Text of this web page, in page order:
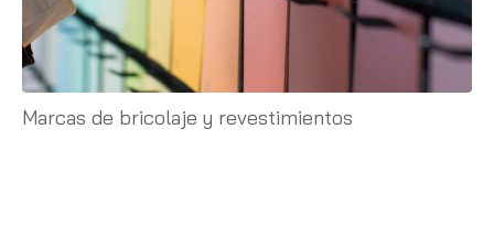
Marcas de bricolaje y revestimientos